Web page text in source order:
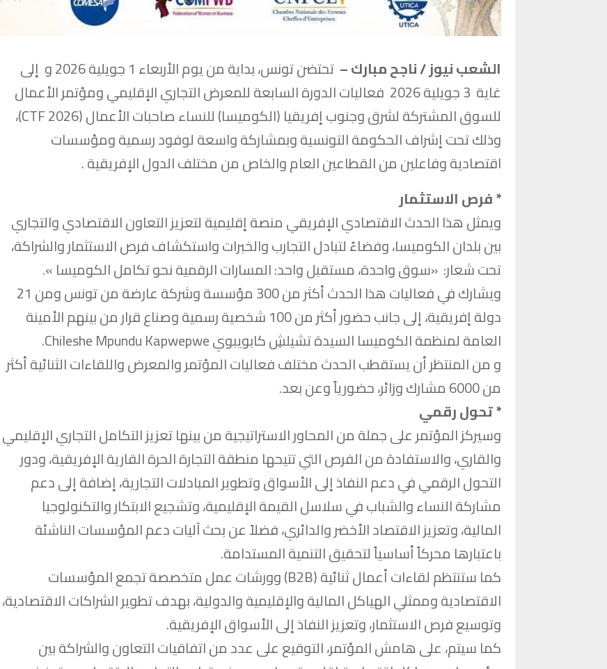
الشعب نيوز / ناجح مبارك –
تحتضن تونس، بداية من يوم الأربعاء 1 جويلية 2026 و إلى
غاية 3 جويلية 2026 فعاليات الدورة السابعة للمعرض التجاري الإقليمي ومؤتمر الأعمال
للسوق المشتركة لشرق وجنوب إفريقيا (الكوميسا) للنساء صاحبات الأعمال (CTF 2026)،
وذلك تحت إشراف الحكومة التونسية وبمشاركة واسعة لوفود رسمية ومؤسسات
اقتصادية وفاعلين من القطاعين العام والخاص من مختلف الدول الإفريقية .
* فرص الاستثمار
ويمثل هذا الحدث الاقتصادي الإفريقي منصة إقليمية لتعزيز التعاون الاقتصادي والتجاري
بين بلدان الكوميسا، وفضاءً لتبادل التجارب والخبرات واستكشاف فرص الاستثمار والشراكة،
تحت شعار: «سوق واحدة، مستقبل واحد: المسارات الرقمية نحو تكامل الكوميسا ».
ويشارك في فعاليات هذا الحدث أكثر من 300 مؤسسة وشركة عارضة من تونس ومن 21
دولة إفريقية، إلى جانب حضور أكثر من 100 شخصية رسمية وصناع قرار من بينهم الأمينة
العامة لمنظمة الكوميسا السيدة تشيلشِ كابويبوي Chileshe Mpundu Kapwepwe.
و من المنتظر أن يستقطب الحدث مختلف فعاليات المؤتمر والمعرض واللقاءات الثنائية أكثر
من 6000 مشارك وزائر، حضورياً وعن بعد.
* تحول رقمي
وسيركز المؤتمر على جملة من المحاور الاستراتيجية من بينها تعزيز التكامل التجاري الإقليمي
والقاري، والاستفادة من الفرص التي تتيحها منطقة التجارة الحرة القارية الإفريقية، ودور
التحول الرقمي في دعم النفاذ إلى الأسواق وتطوير المبادلات التجارية، إضافة إلى دعم
مشاركة النساء والشباب في سلاسل القيمة الإقليمية، وتشجيع الابتكار والتكنولوجيا
المالية، وتعزيز الاقتصاد الأخضر والدائري، فضلاً عن بحث آليات دعم المؤسسات الناشئة
باعتبارها محركاً أساسياً لتحقيق التنمية المستدامة.
كما ستنتظم لقاءات أعمال ثنائية (B2B) وورشات عمل متخصصة تجمع المؤسسات
الاقتصادية وممثلي الهياكل المالية والإقليمية والدولية، بهدف تطوير الشراكات الاقتصادية،
وتوسيع فرص الاستثمار، وتعزيز النفاذ إلى الأسواق الإفريقية.
كما سيتم، على هامش المؤتمر، التوقيع على عدد من اتفاقيات التعاون والشراكة بين